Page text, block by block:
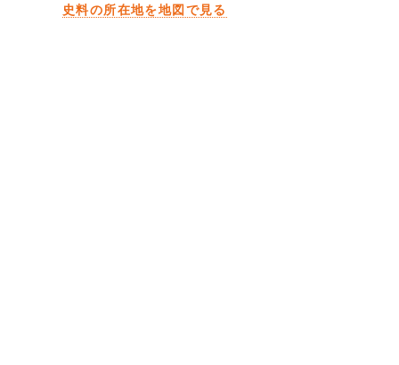
史料の所在地を地図で見る